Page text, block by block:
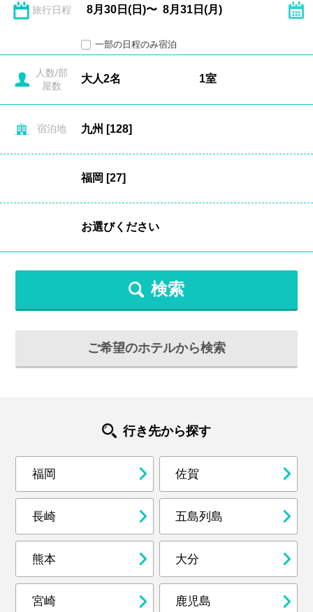
旅行日程
一部の日程のみ宿泊
人数/部
屋数
宿泊地
検索
ご希望のホテルから検索
行き先から探す
福岡 佐賀
長崎 五島列島
熊本 大分
宮崎 鹿児島